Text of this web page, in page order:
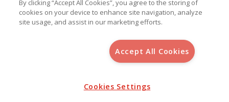
, S.L.U.(B-64405731) c/ San Norberto
Aviso Legal
Política de Cookies
By clicking “Accept All Cookies”, you agree to the storing of
cookies on your device to enhance site navigation, analyze
site usage, and assist in our marketing efforts.
Accept All Cookies
Cookies Settings